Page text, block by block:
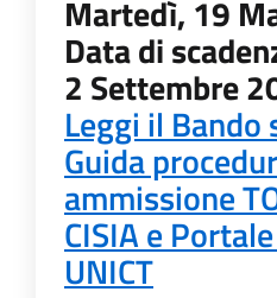
Martedì, 19
Data di
2 Settembre
Leggi il Bando
Guida
ammissione
CISIA e
UNICT